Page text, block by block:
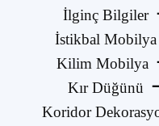
İlginç Bilgiler
İstikbal Mobilya
Kilim Mobilya
Kır Düğünü
Koridor